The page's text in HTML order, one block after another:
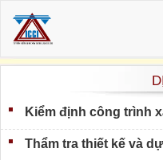
Kiểm định công trình
Thẩm tra thiết kế và